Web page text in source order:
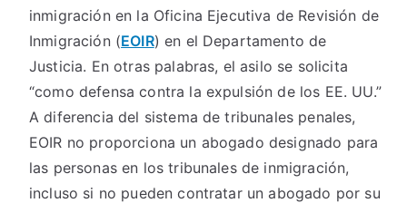
inmigración en la Oficina Ejecutiva de Revisión de
Inmigración (EOIR) en el Departamento de
Justicia. En otras palabras, el asilo se solicita
“como defensa contra la expulsión de los EE. UU.”
A diferencia del sistema de tribunales penales,
EOIR no proporciona un abogado designado para
las personas en los tribunales de inmigración,
incluso si no pueden contratar un abogado por su